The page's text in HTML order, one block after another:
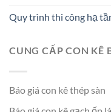
Quy trình thi công hạ
CUNG CẤP CON KÊ
Báo giá con kê thép sàn